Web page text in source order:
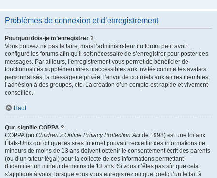
Problèmes de connexion et d’enregistrement
Pourquoi dois-je m’enregistrer ?
Vous pouvez ne pas le faire, mais l’administrateur du forum peut avoir
configuré les forums afin qu’il soit nécessaire de s’enregistrer pour poster des
messages. Par ailleurs, l’enregistrement vous permet de bénéficier de
fonctionnalités supplémentaires inaccessibles aux invités comme les avatars
personnalisés, la messagerie privée, l’envoi de courriels aux autres membres,
l’adhésion à des groupes, etc. La création d’un compte est rapide et vivement
conseillée.
Haut
Que signifie COPPA ?
COPPA (ou Children’s Online Privacy Protection Actde 1998) est une loi aux
États-Unis qui dit que les sites Internet pouvant recueillir des informations de
mineurs de moins de 13 ans doivent obtenir le consentement écrit des parents
(ou d’un tuteur légal) pour la collecte de ces informations permettant
d’identifier un mineur de moins de 13 ans. Si vous n’êtes pas sûr que cela
s’applique à vous, lorsque vous vous enregistrez ou que quelqu’un le fait à